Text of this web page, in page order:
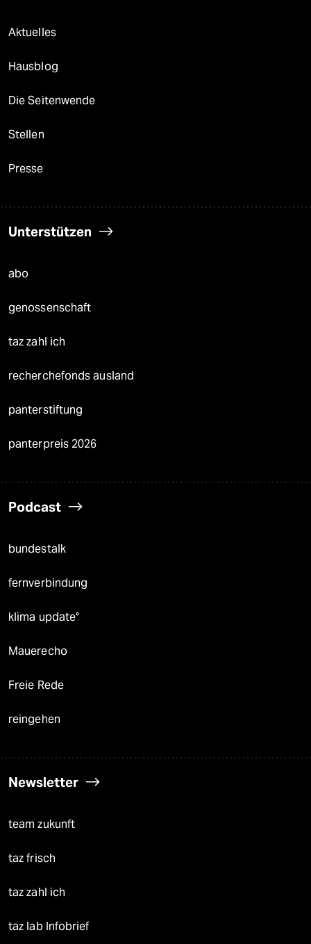
Aktuelles
Hausblog
Die Seitenwende
Stellen
Presse
Unterstützen
abo
genossenschaft
taz zahl ich
recherchefonds ausland
panterstiftung
panterpreis 2026
Podcast
bundestalk
fernverbindung
klima update°
Mauerecho
Freie Rede
reingehen
Newsletter
team zukunft
taz frisch
taz zahl ich
taz lab Infobrief